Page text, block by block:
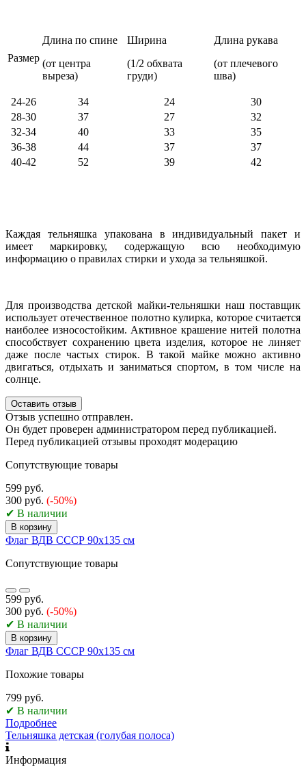
Размер
Длина по спине
(от центра
выреза)
Ширина
(1/2 обхвата
груди)
Длина рукава
(от плечевого
шва)
24-26 34 24
30
28-30
37 27
32
32-34
40 33
35
36-38
44 37
37
40-42
52 39 42
Каждая тельняшка упакована в индивидуальный пакет и
имеет маркировку, содержащую всю необходимую
информацию о правилах стирки и ухода за тельняшкой.
Для производства детской майки-тельняшки наш поставщик
использует отечественное полотно кулирка, которое считается
наиболее износостойким. Активное крашение нитей полотна
способствует сохранению цвета изделия, которое не линяет
даже после частых стирок. В такой майке можно активно
двигаться, отдыхать и заниматься спортом, в том числе на
солнце.
Оставить отзыв
Отзыв успешно отправлен.
Он будет проверен администратором перед публикацией.
Перед публикацией отзывы проходят модерацию
Сопутствующие товары
599 руб.
300 руб. (-50%)
✔ В наличии
В корзину
Флаг ВДВ СССР 90х135 см
Сопутствующие товары
599 руб.
300 руб. (-50%)
✔ В наличии
В корзину
Флаг ВДВ СССР 90х135 см
Похожие товары
799 руб.
✔ В наличии
Подробнее
Тельняшка детская (голубая полоса)
Информация